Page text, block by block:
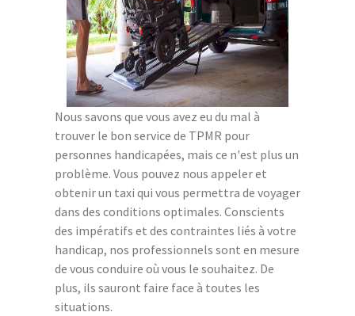
Nous savons que vous avez eu du mal à
trouver le bon service de TPMR pour
personnes handicapées, mais ce n'est plus un
problème. Vous pouvez nous appeler et
obtenir un taxi qui vous permettra de voyager
dans des conditions optimales. Conscients
des impératifs et des contraintes liés à votre
handicap, nos professionnels sont en mesure
de vous conduire où vous le souhaitez. De
plus, ils sauront faire face à toutes les
situations.